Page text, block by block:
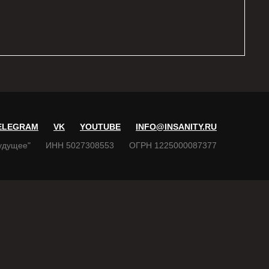
VK YOUTUBE
INFO@INSANITY.RU
ИНН 5027308553 ОГРН 1225000087377